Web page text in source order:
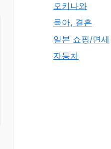
오키나와
육아, 결혼
일본 쇼핑/면세
자동차